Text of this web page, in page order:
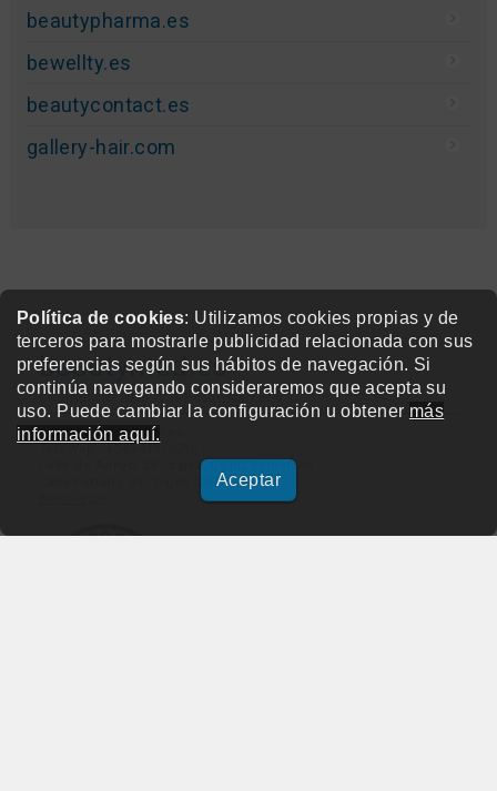
Política de cookies: Utilizamos cookies propias y de
terceros para mostrarle publicidad relacionada con sus
preferencias según sus hábitos de navegación. Si
continúa navegando consideraremos que acepta su
uso. Puede cambiar la configuración u obtener más
información aquí.
Aceptar
beautypharma.es
bewellty.es
beautycontact.es
gallery-hair.com
beautymed.es
Copyright © 2015-2026 BeautyMarket S.L.
info@beautymarket.es
Calle de Avinyó, 29 - bajos. 08002 Barcelona
Calle Fortuny, 51 - bajos. 28010 Madrid